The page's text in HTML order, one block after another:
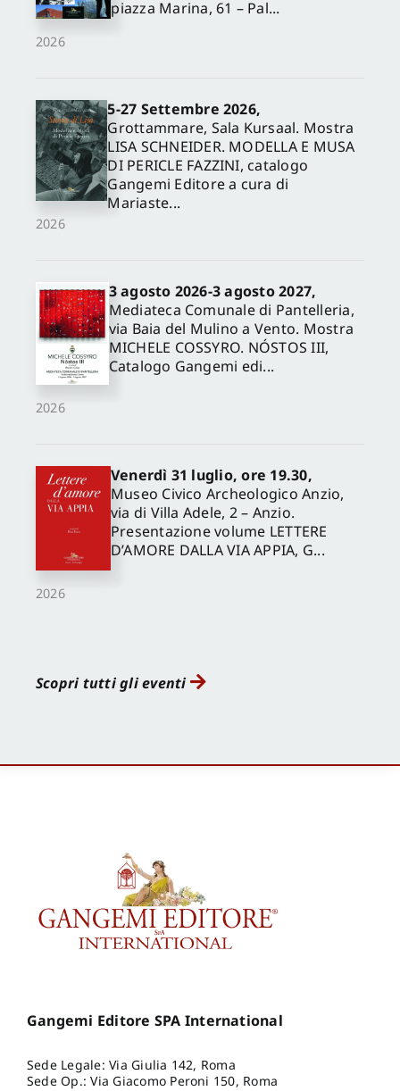
2026
piazza Marina, 61 – Pal...
2026
5-27 Settembre 2026,
Grottammare, Sala Kursaal. Mostra
LISA SCHNEIDER. MODELLA E MUSA
DI PERICLE FAZZINI, catalogo
Gangemi Editore a cura di
Mariaste...
2026
3 agosto 2026-3 agosto 2027,
Mediateca Comunale di Pantelleria,
via Baia del Mulino a Vento. Mostra
MICHELE COSSYRO. NÓSTOS III,
Catalogo Gangemi edi...
2026
Venerdì 31 luglio, ore 19.30,
Museo Civico Archeologico Anzio,
via di Villa Adele, 2 – Anzio.
Presentazione volume LETTERE
D’AMORE DALLA VIA APPIA, G...
Scopri tutti gli eventi
Gangemi Editore SPA International
Sede Legale: Via Giulia 142, Roma
Sede Op.: Via Giacomo Peroni 150, Roma